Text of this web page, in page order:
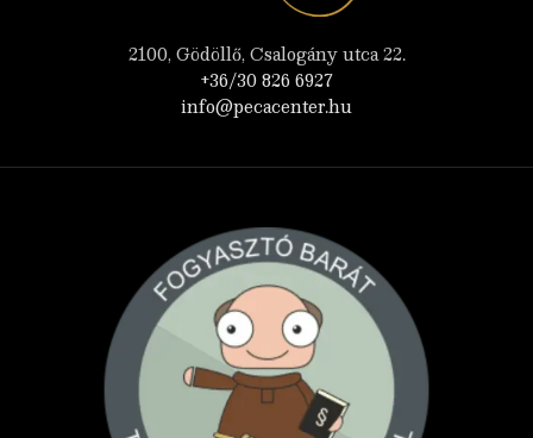
2100, Gödöllő, Csalogány utca 22.
+36/30 826 6927
info@pecacenter.hu